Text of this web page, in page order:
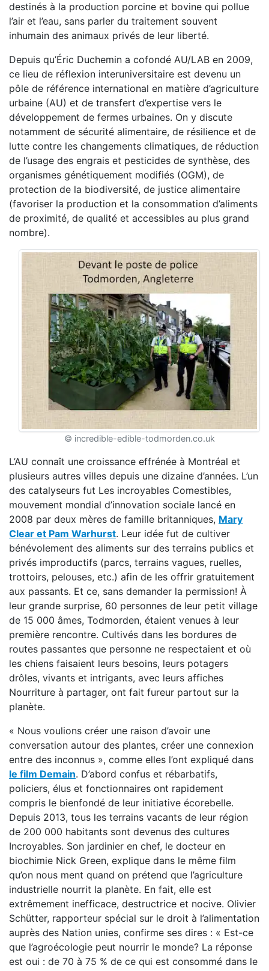
destinés à la production porcine et bovine qui pollue
l’air et l’eau, sans parler du traitement souvent
inhumain des animaux privés de leur liberté.
Depuis qu’Éric Duchemin a cofondé AU/LAB en 2009,
ce lieu de réflexion interuniversitaire est devenu un
pôle de référence international en matière d’agriculture
urbaine (AU) et de transfert d’expertise vers le
développement de fermes urbaines. On y discute
notamment de sécurité alimentaire, de résilience et de
lutte contre les changements climatiques, de réduction
de l’usage des engrais et pesticides de synthèse, des
organismes génétiquement modifiés (OGM), de
protection de la biodiversité, de justice alimentaire
(favoriser la production et la consommation d’aliments
de proximité, de qualité et accessibles au plus grand
nombre).
© incredible-edible-todmorden.co.uk
L’AU connaît une croissance effrénée à Montréal et
plusieurs autres villes depuis une dizaine d’années. L’un
des catalyseurs fut Les incroyables Comestibles,
mouvement mondial d’innovation sociale lancé en
2008 par deux mères de famille britanniques, Mary
Clear et Pam Warhurst. Leur idée fut de cultiver
bénévolement des aliments sur des terrains publics et
privés improductifs (parcs, terrains vagues, ruelles,
trottoirs, pelouses, etc.) afin de les offrir gratuitement
aux passants. Et ce, sans demander la permission! À
leur grande surprise, 60 personnes de leur petit village
de 15 000 âmes, Todmorden, étaient venues à leur
première rencontre. Cultivés dans les bordures de
routes passantes que personne ne respectaient et où
les chiens faisaient leurs besoins, leurs potagers
drôles, vivants et intrigants, avec leurs affiches
Nourriture à partager, ont fait fureur partout sur la
planète.
« Nous voulions créer une raison d’avoir une
conversation autour des plantes, créer une connexion
entre des inconnus », comme elles l’ont expliqué dans
le film Demain. D’abord confus et rébarbatifs,
policiers, élus et fonctionnaires ont rapidement
compris le bienfondé de leur initiative écorebelle.
Depuis 2013, tous les terrains vacants de leur région
de 200 000 habitants sont devenus des cultures
Incroyables. Son jardinier en chef, le docteur en
biochimie Nick Green, explique dans le même film
qu’on nous ment quand on prétend que l’agriculture
industrielle nourrit la planète. En fait, elle est
extrêmement inefficace, destructrice et nocive. Olivier
Schütter, rapporteur spécial sur le droit à l’alimentation
auprès des Nation unies, confirme ses dires : « Est-ce
que l’agroécologie peut nourrir le monde? La réponse
est oui : de 70 à 75 % de ce qui est consommé dans le